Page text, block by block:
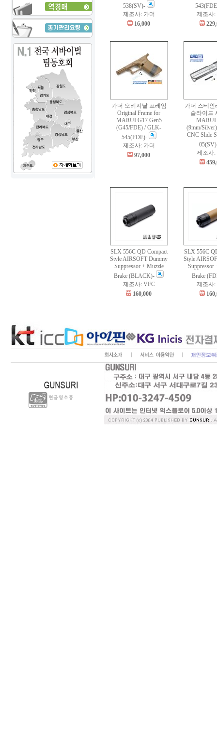
538(SV)-
제조사: 가더
16,000
제조사:
가더 오리지날 프레임
Original Frame for
MARUI G17 Gen5
(G45/FDE) / GLK-
545(FDE)-
제조사: 가더
97,000
가더 스테인
슬라이드
MARUI
(9mm/
CNC Slide
제조사:
SLX 556C QD Compact
Style AIRSOFT Dummy
Suppressor + Muzzle
Brake (BLACK)-
제조사: VFC
160,000
SLX 556C
Style
Suppressor
Brake
제조사: